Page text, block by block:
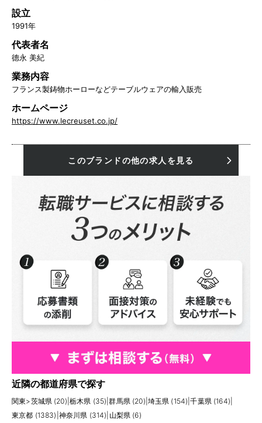
設立
1991年
代表者名
德永 美紀
業務内容
フランス製鋳物ホーローなどテーブルウェアの輸入販売
ホームページ
https://www.lecreuset.co.jp/
このブランドの他の求人を見る
近隣の都道府県で探す
関東>茨城県 (20) 栃木県 (35) |群馬県 (20) 埼玉県 (154) |千葉県 (164)
東京都 (1383) 神奈川県 (314) 山梨県 (6)